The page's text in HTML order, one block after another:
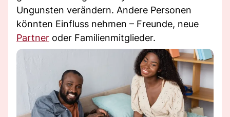
Ungunsten verändern. Andere Personen
könnten Einfluss nehmen – Freunde, neue
Partner oder Familienmitglieder.